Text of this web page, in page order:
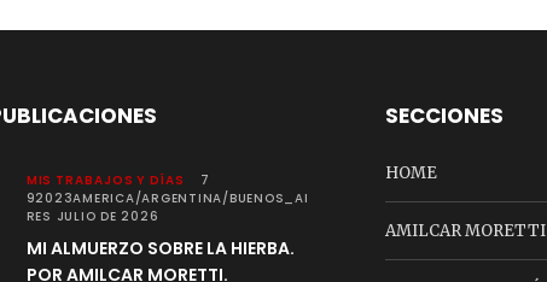
MIS TRABAJOS Y DÍAS
7
92023AMERICA/ARGENTINA/BUENOS_AI
RES JULIO DE 2026
MI ALMUERZO SOBRE LA HIERBA.
POR AMILCAR MORETTI.
SECCIONES
HOME
AMILCAR MORETTI